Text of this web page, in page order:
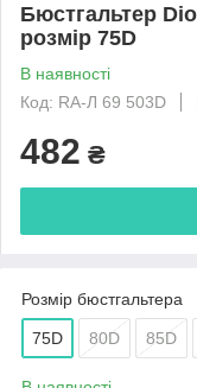
Бюстгальтер
розмір 75D
В наявності
Код: RA-Л 69 503D
482 ₴
Розмір бюстгальтера
75D 80D 85D